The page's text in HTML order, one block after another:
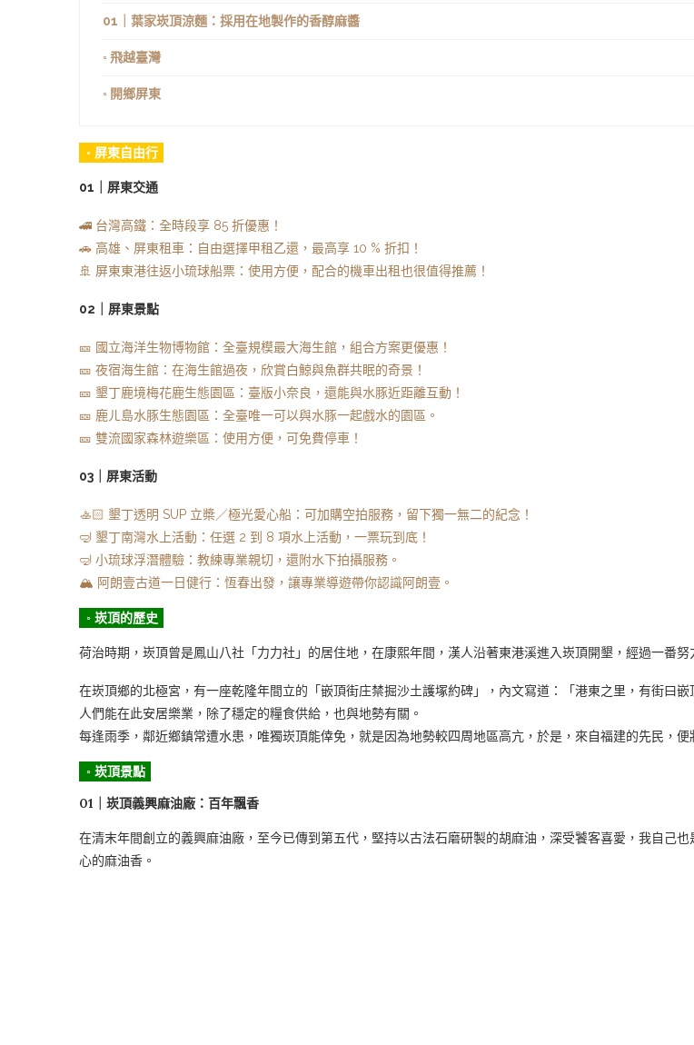
01｜葉家崁頂涼麵：採用在地製作的香醇麻醬
◦ 飛越臺灣
◦ 開鄉屏東
◦ 屏東自由行
01｜屏東交通
🚄 台灣高鐵：全時段享 85 折優惠！
🚗 高雄、屏東租車：自由選擇甲租乙還，最高享 10 % 折扣！
🚢 屏東東港往返小琉球船票：使用方便，配合的機車出租也很值得推薦！
02｜屏東景點
🎫 國立海洋生物博物館：全臺規模最大海生館，組合方案更優惠！
🎫 夜宿海生館：在海生館過夜，欣賞白鯨與魚群共眠的奇景！
🎫 墾丁鹿境梅花鹿生態園區：臺版小奈良，還能與水豚近距離互動！
🎫 鹿ㄦ島水豚生態園區：全臺唯一可以與水豚一起戲水的園區。
🎫 雙流國家森林遊樂區：使用方便，可免費停車！
03｜屏東活動
🚣🏻 墾丁透明 SUP 立槳／極光愛心船：可加購空拍服務，留下獨一無二的紀念！
🤿 墾丁南灣水上活動：任選 2 到 8 項水上活動，一票玩到底！
🤿 小琉球浮潛體驗：教練專業親切，還附水下拍攝服務。
🏔️ 阿朗壹古道一日健行：恆春出發，讓專業導遊帶你認識阿朗壹。
◦ 崁頂的歷史
荷治時期，崁頂曾是鳳山八社「力力社」的居住地，在康熙年間，漢人沿著東港溪進入崁頂開墾，經過一番
在崁頂鄉的北極宮，有一座乾隆年間立的「嵌頂街庄禁掘沙土護塚約碑」，內文寫道：「港東之里，有街曰
人們能在此安居樂業，除了穩定的糧食供給，也與地勢有關。
每逢雨季，鄰近鄉鎮常遭水患，唯獨崁頂能倖免，就是因為地勢較四周地區高亢，於是，來自福建的先民，便
◦ 崁頂景點
01｜崁頂義興麻油廠：百年飄香
在清末年間創立的義興麻油廠，至今已傳到第五代，堅持以古法石磨研製的胡麻油，深受饕客喜愛，我自己
心的麻油香。